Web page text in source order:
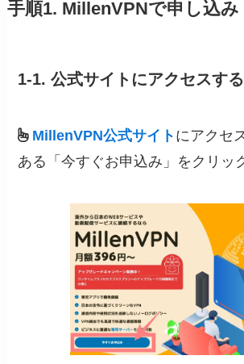
手順1. MillenVPNで申し込み
1-1. 公式サイトにアクセスする
MillenVPN公式サイト にアクセ
ある「今すぐお申込み」をクリッ